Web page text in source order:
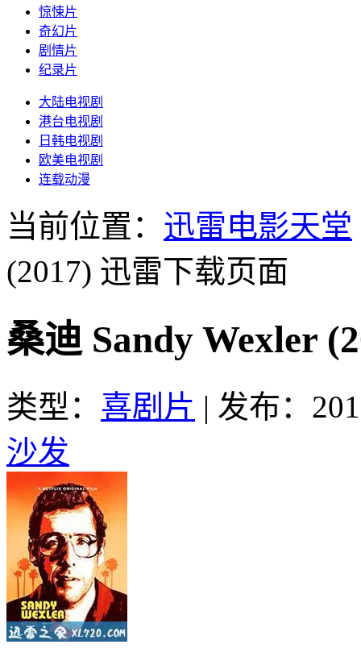
惊悚片
奇幻片
剧情片
纪录片
大陆电视剧
港台电视剧
日韩电视剧
欧美电视剧
连载动漫
当前位置： 迅雷电影天堂
(2017) 迅雷下载页面
桑迪 Sandy Wexler
类型： 喜剧片 | 发布：
沙发